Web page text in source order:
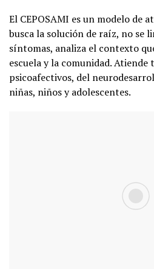
El CEPOSAMI es un modelo de
busca la solución de raíz, no se
síntomas, analiza el contexto
escuela y la comunidad.
psicoafectivos, del
niñas, niños y adolescentes.